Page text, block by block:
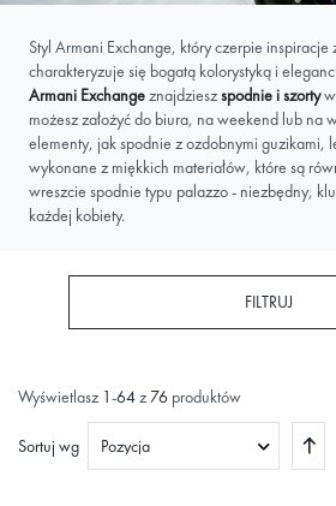
Styl Armani Exchange, który czerpie inspiracje
charakteryzuje się bogatą kolorystyką i
Armani Exchangeznajdzieszspodnie i szortyw
możesz założyć do biura, na weekend lub na
elementy, jak spodnie z ozdobnymi guzikami,
wykonane z miękkich materiałów, które są
wreszcie spodnie typu palazzo - niezbędny,
każdej kobiety.
Wyświetlasz 1-64z76 produktów
Sortuj wg
FILTRUJ